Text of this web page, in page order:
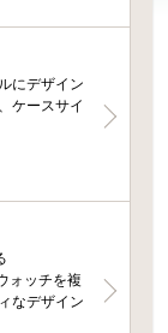
にデザイン
ケースサイ
ォッチを複
なデザイン